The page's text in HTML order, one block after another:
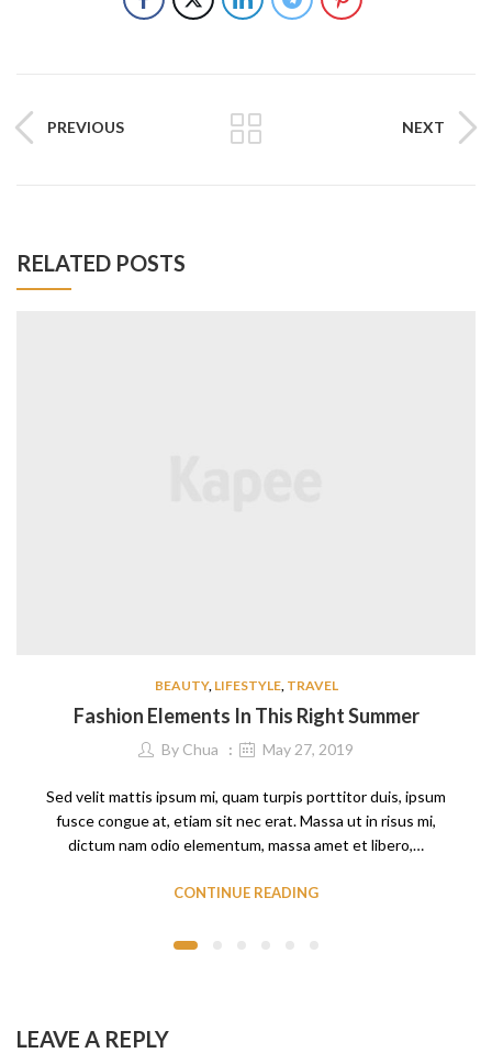
PREVIOUS NEXT
RELATED POSTS
BEAUTY, LIFESTYLE, TRAVEL
Fashion Elements In This Right Summer
By Chua May 27, 2019
Sed velit mattis ipsum mi, quam turpis porttitor duis, ipsum
fusce congue at, etiam sit nec erat. Massa ut in risus mi,
dictum nam odio elementum, massa amet et libero,…
CONTINUE READING
LEAVE A REPLY